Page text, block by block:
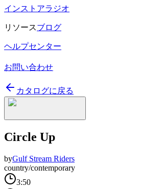
インストアラジオ
リソースブログ
ヘルプセンター
お問い合わせ
カタログに戻る
Circle Up
byGulf Stream Riders
country/contemporary
3:50